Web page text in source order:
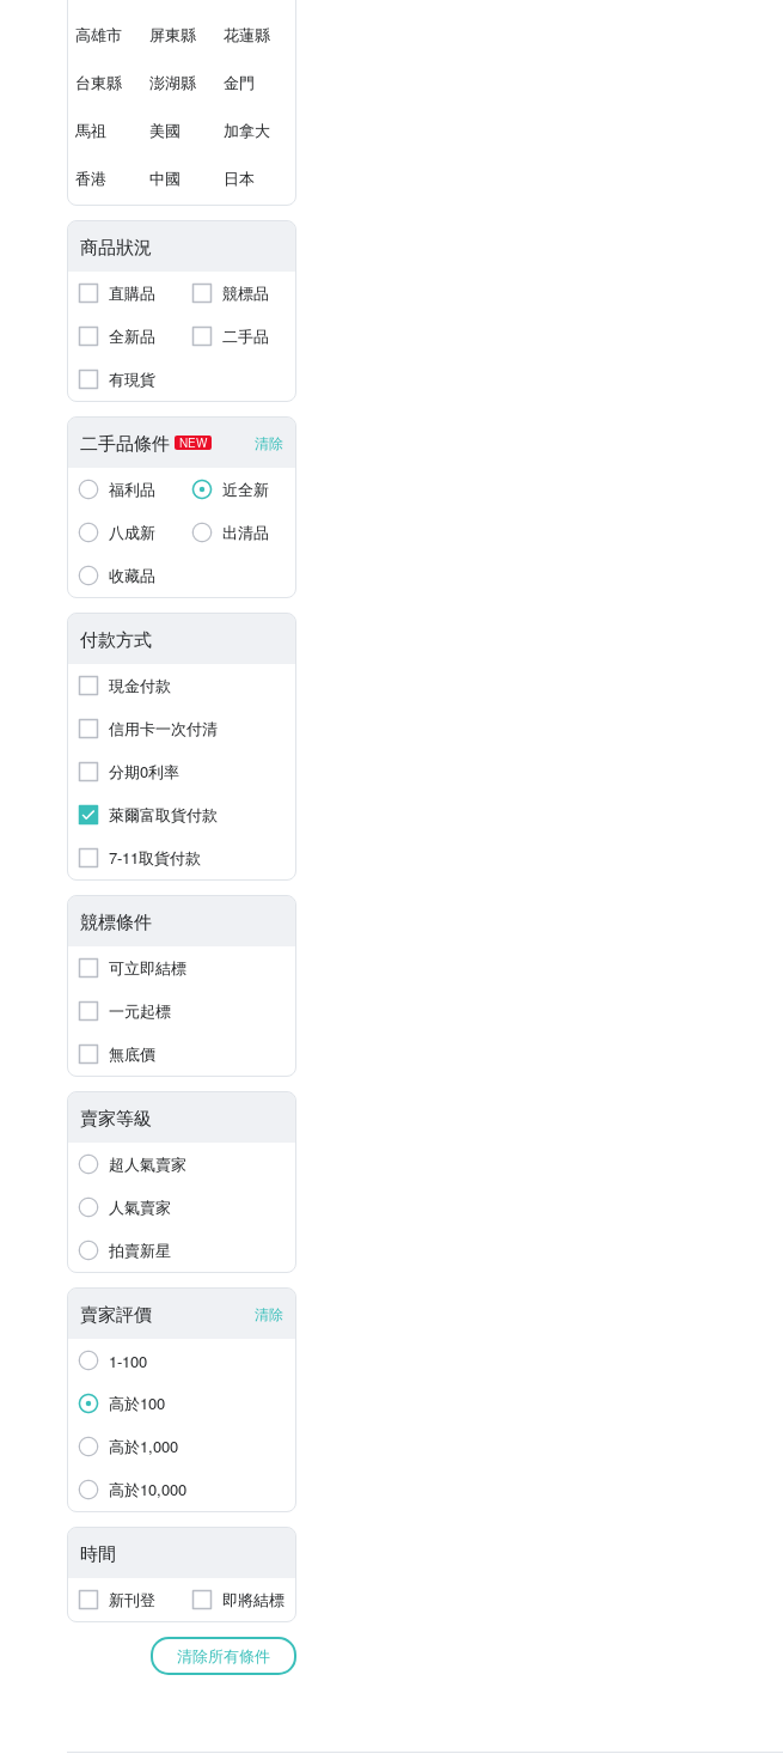
高雄市 屏東縣 花蓮縣
台東縣 澎湖縣 金門
馬祖 美國 加拿大
香港 中國 日本
商品狀況
直購品
競標品
全新品
二手品
有現貨
二手品條件 NEW 清除
福利品
近全新
八成新
出清品
收藏品
付款方式
現金付款
信用卡一次付清
分期0利率
萊爾富取貨付款
7-11取貨付款
競標條件
可立即結標
一元起標
無底價
賣家等級
超人氣賣家
人氣賣家
拍賣新星
賣家評價 清除
1-100
高於100
高於1,000
高於10,000
時間
新刊登 即將結標
清除所有條件